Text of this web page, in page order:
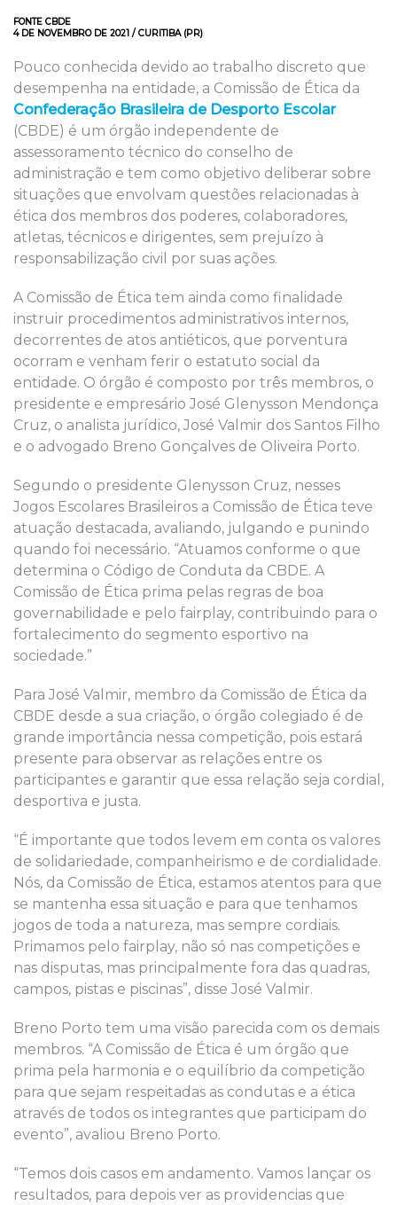
FONTE CBDE
4 DE NOVEMBRO DE 2021 / CURITIBA (PR)
Pouco conhecida devido ao trabalho discreto que
desempenha na entidade, a Comissão de Ética da
Confederação Brasileira de Desporto Escolar
(CBDE) é um órgão independente de
assessoramento técnico do conselho de
administração e tem como objetivo deliberar sobre
situações que envolvam questões relacionadas à
ética dos membros dos poderes, colaboradores,
atletas, técnicos e dirigentes, sem prejuízo à
responsabilização civil por suas ações.
A Comissão de Ética tem ainda como finalidade
instruir procedimentos administrativos internos,
decorrentes de atos antiéticos, que porventura
ocorram e venham ferir o estatuto social da
entidade. O órgão é composto por três membros, o
presidente e empresário José Glenysson Mendonça
Cruz, o analista jurídico, José Valmir dos Santos Filho
e o advogado Breno Gonçalves de Oliveira Porto.
Segundo o presidente Glenysson Cruz, nesses
Jogos Escolares Brasileiros a Comissão de Ética teve
atuação destacada, avaliando, julgando e punindo
quando foi necessário. “Atuamos conforme o que
determina o Código de Conduta da CBDE. A
Comissão de Ética prima pelas regras de boa
governabilidade e pelo fairplay, contribuindo para o
fortalecimento do segmento esportivo na
sociedade.”
Para José Valmir, membro da Comissão de Ética da
CBDE desde a sua criação, o órgão colegiado é de
grande importância nessa competição, pois estará
presente para observar as relações entre os
participantes e garantir que essa relação seja cordial,
desportiva e justa.
“É importante que todos levem em conta os valores
de solidariedade, companheirismo e de cordialidade.
Nós, da Comissão de Ética, estamos atentos para que
se mantenha essa situação e para que tenhamos
jogos de toda a natureza, mas sempre cordiais.
Primamos pelo fairplay, não só nas competições e
nas disputas, mas principalmente fora das quadras,
campos, pistas e piscinas”, disse José Valmir.
Breno Porto tem uma visão parecida com os demais
membros. “A Comissão de Ética é um órgão que
prima pela harmonia e o equilíbrio da competição
para que sejam respeitadas as condutas e a ética
através de todos os integrantes que participam do
evento”, avaliou Breno Porto.
“Temos dois casos em andamento. Vamos lançar os
resultados, para depois ver as providencias que